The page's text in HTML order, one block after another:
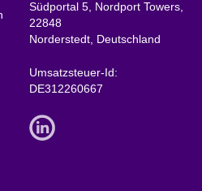
Südportal 5, Nordport Towers,
22848
Norderstedt, Deutschland
Umsatzsteuer-Id:
DE312260667